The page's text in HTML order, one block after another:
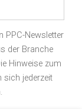
PPC-Newsletter
der Branche
Hinweise zum
sich jederzeit